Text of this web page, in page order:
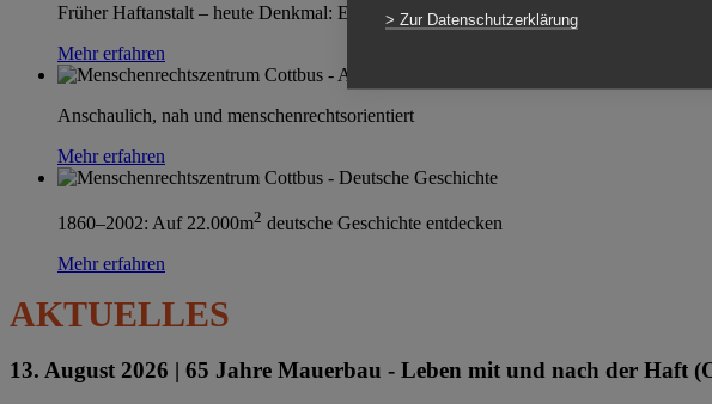
Früher Haftanstalt – heute Denkmal: Einen Ort im Wandel erleben
Mehr erfahren
Anschaulich, nah und menschenrechtsorientiert
Mehr erfahren
1860–2002: Auf 22.000m2 deutsche Geschichte entdecken
Mehr erfahren
AKTUELLES
13. August 2026 | 65 Jahre Mauerbau - Leben mit und nach der Haft
> Zur Datenschutzerklärung